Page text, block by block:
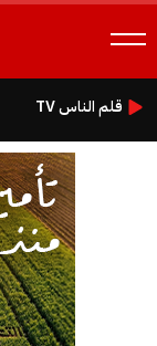
قلم الناس TV